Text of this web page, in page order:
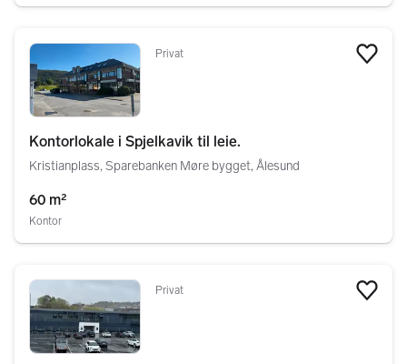
Privat
Kontorlokale i Spjelkavik til leie.
Kristianplass, Sparebanken Møre bygget, Ålesund
60 m²
Kontor
Privat